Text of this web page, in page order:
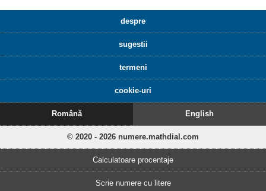
despre
sugestii
termeni
cookie-uri
Română English
© 2020 - 2026 numere.mathdial.com
Calculatoare procentaje
Scrie numere cu litere